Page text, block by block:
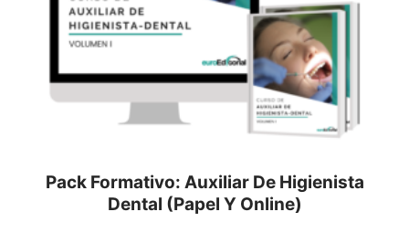
Pack Formativo: Auxiliar De Higienista
Dental (Papel Y Online)